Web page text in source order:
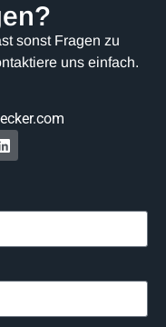
sonst Fragen zu
uns einfach.